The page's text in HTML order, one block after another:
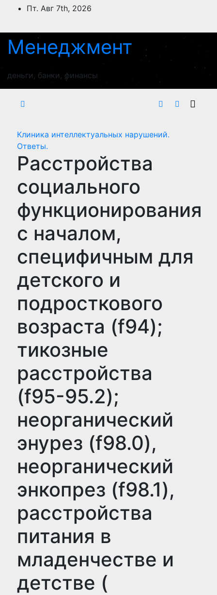
ПерейтиПт. Авг 7th, 2026
Менеджмент
деньги, банки, финансы
Клиника интеллектуальных нарушений.
Ответы.
Расстройства
социального
функционирования
с началом,
специфичным для
детского и
подросткового
возраста (f94);
тикозные
расстройства
(f95-95.2);
неорганический
энурез (f98.0),
неорганический
энкопрез (f98.1),
расстройства
питания в
младенчестве и
детстве (